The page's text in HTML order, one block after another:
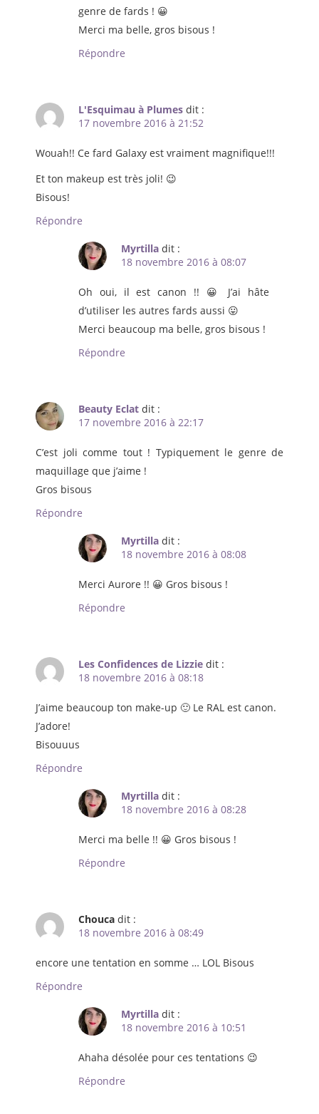
genre de fards ! 😀
Merci ma belle, gros bisous !
Répondre
L'Esquimau à Plumes dit :
17 novembre 2016 à 21:52
Wouah!! Ce fard Galaxy est vraiment magnifique!!!
Et ton makeup est très joli! 😉
Bisous!
Répondre
Myrtilla dit :
18 novembre 2016 à 08:07
Oh oui, il est canon !! 😀 J’ai hâte
d’utiliser les autres fards aussi 😛
Merci beaucoup ma belle, gros bisous !
Répondre
Beauty Eclat dit :
17 novembre 2016 à 22:17
C’est joli comme tout ! Typiquement le genre de
maquillage que j’aime !
Gros bisous
Répondre
Myrtilla dit :
18 novembre 2016 à 08:08
Merci Aurore !! 😀 Gros bisous !
Répondre
Les Confidences de Lizzie dit :
18 novembre 2016 à 08:18
J’aime beaucoup ton make-up 🙂 Le RAL est canon.
J’adore!
Bisouuus
Répondre
Myrtilla dit :
18 novembre 2016 à 08:28
Merci ma belle !! 😀 Gros bisous !
Répondre
Chouca dit :
18 novembre 2016 à 08:49
encore une tentation en somme … LOL Bisous
Répondre
Myrtilla dit :
18 novembre 2016 à 10:51
Ahaha désolée pour ces tentations 😉
Répondre